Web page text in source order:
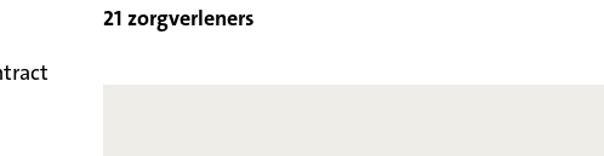
21 zorgverleners